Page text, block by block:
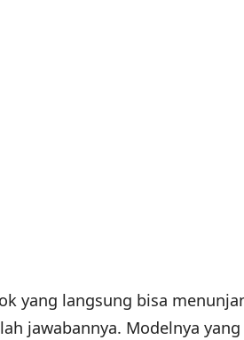
yang langsung bisa
jawabannya. Modelnya yang